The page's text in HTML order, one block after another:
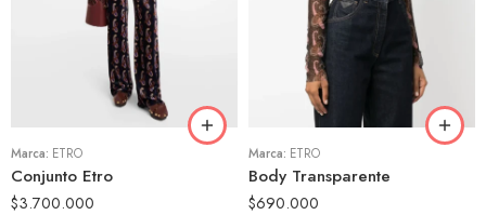
Marca: ETRO
Conjunto Etro
$3.700.000
Marca: ETRO
Body Transparente
$690.000
40
44